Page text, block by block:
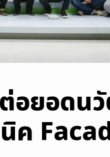
อยอดน
ค